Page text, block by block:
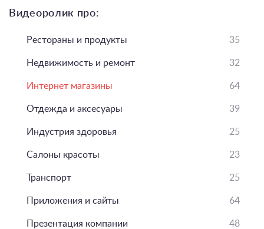
Видеоролик про:
Рестораны и продукты 35
Недвижимость и ремонт 32
Интернет магазины 64
Отдежда и аксесуары 39
Индустрия здоровья 25
Салоны красоты 23
Транспорт 25
Приложения и сайты 64
Презентация компании 48